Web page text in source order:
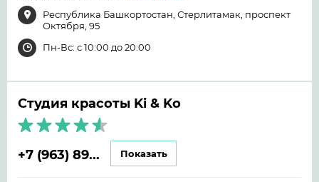
Республика Башкортостан, Стерлитамак, проспект
Октября, 95
Пн-Вс: с 10:00 до 20:00
Студия красоты Ki & Ko
+7 (963) 89... Показать